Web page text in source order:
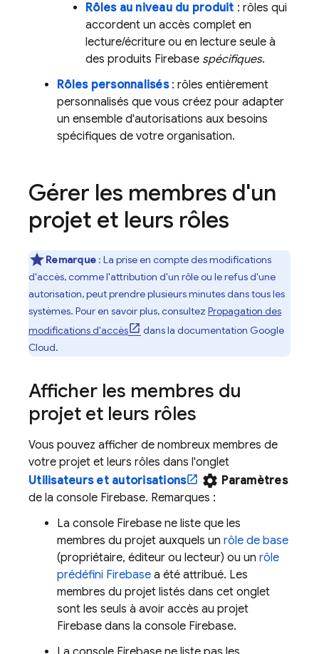
Rôles au niveau du produit : rôles qui
accordent un accès complet en
lecture/écriture ou en lecture seule à
des produits Firebase spécifiques.
Rôles personnalisés: rôles entièrement
personnalisés que vous créez pour adapter
un ensemble d'autorisations aux besoins
spécifiques de votre organisation.
Gérer les membres d'un
projet et leurs rôles
Remarque : La prise en compte des modifications
d'accès, comme l'attribution d'un rôle ou le refus d'une
autorisation, peut prendre plusieurs minutes dans tous les
systèmes. Pour en savoir plus, consultez Propagation des
modifications d'accès
dans la documentation Google
Cloud.
Afficher les membres du
projet et leurs rôles
Vous pouvez afficher de nombreux membres de
votre projet et leurs rôles dans l'onglet
Utilisateurs et autorisations
settings Paramètres
de la console Firebase. Remarques :
La console Firebase ne liste que les
membres du projet auxquels un rôle de base
(propriétaire, éditeur ou lecteur) ou un rôle
prédéfini Firebase a été attribué. Les
membres du projet listés dans cet onglet
sont les seuls à avoir accès au projet
Firebase dans la console Firebase.